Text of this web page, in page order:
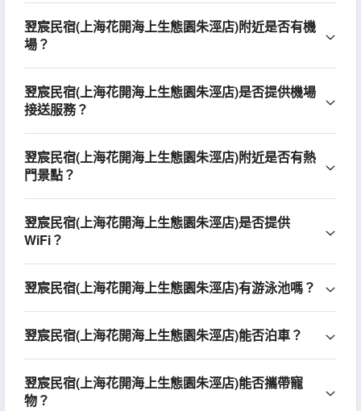
翌宸民宿(上海花開海上生態園朱涇店)附近是否有機
場？
翌宸民宿(上海花開海上生態園朱涇店)是否提供機場
接送服務？
翌宸民宿(上海花開海上生態園朱涇店)附近是否有熱
門景點？
翌宸民宿(上海花開海上生態園朱涇店)是否提供
WiFi？
翌宸民宿(上海花開海上生態園朱涇店)有游泳池嗎？
翌宸民宿(上海花開海上生態園朱涇店)能否泊車？
翌宸民宿(上海花開海上生態園朱涇店)能否攜帶寵
物？